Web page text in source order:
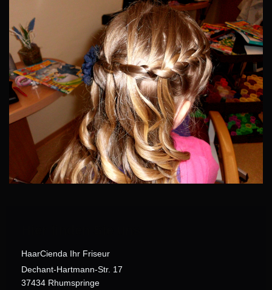
HaarCienda Ihr Friseur
Dechant-Hartmann-Str. 17
37434 Rhumspringe